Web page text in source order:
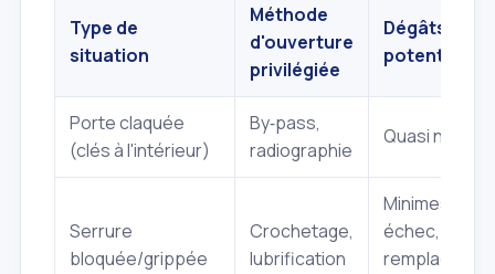
Type de
situation
Méthode
d'ouverture
privilégiée
Dégâts
potentiels
Porte claquée
(clés à l'intérieur)
By‑pass,
radiographie
Quasi nuls
Serrure
bloquée/grippée
Crochetage,
lubrification
Minimes (si
échec,